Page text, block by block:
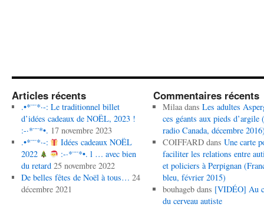
Articles récents
.•*¨¨*·-: Le traditionnel billet
d’idées cadeaux de NOËL, 2023 !
:-·*¨¨*•. 17 novembre 2023
.•*¨¨*·-:
Idées cadeaux NOËL
2022
:-·*¨¨*•. l … avec bien
du retard 25 novembre 2022
De belles fêtes de Noël à tous… 24
décembre 2021
Commentaires récents
Milaadans Les adultes
ces géants aux pieds d’argile
radio Canada, décembre
COIFFARDdans Une carte
faciliter les relations entre
et policiers à Perpignan
bleu, février 2015)
bouhagebdans [VIDÉO] Au
du cerveau autiste